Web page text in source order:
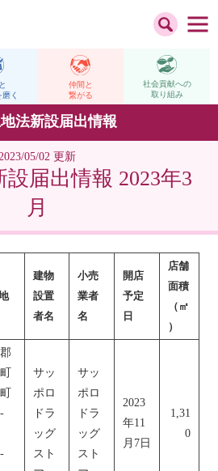
く
仲間と
繋がる
社会貢献への
取り組み
法新設届出情報
05/02 更新
届出情報 2023年3
月
建物
設置
者名
小売
業者
名
開店
予定
日
店舗
面積
（㎡
）
サッ
ポロ
ドラ
ッグ
スト
サッ
ポロ
ドラ
ッグ
スト
2023
年11
月7日
1,31
0